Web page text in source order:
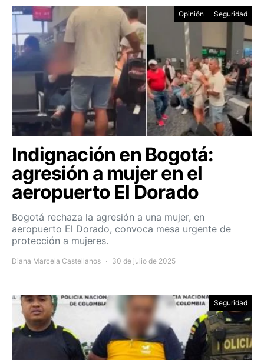
Opinión Seguridad
Indignación en Bogotá:
agresión a mujer en el
aeropuerto El Dorado
Bogotá rechaza la agresión a una mujer, en
aeropuerto El Dorado, convoca mesa urgente de
protección a mujeres.
Diana Marcela Castellanos 30 de julio de 2025
Seguridad